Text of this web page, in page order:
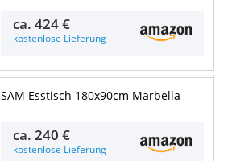
ca.424 €
kostenlose Lieferung
SAM Esstisch 180x90cm Marbella
ca.240 €
kostenlose Lieferung